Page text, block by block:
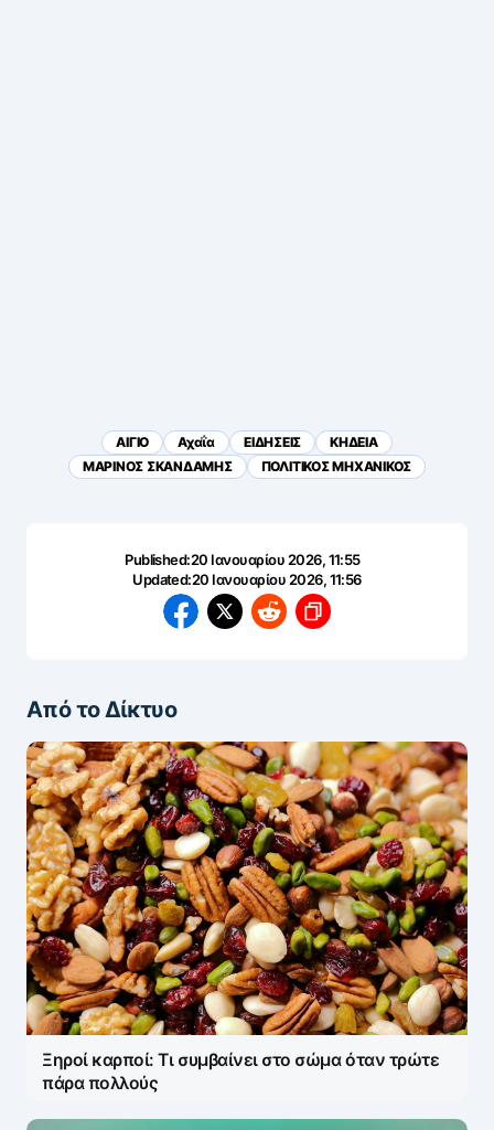
ΑΙΓΙΟ Αχαΐα ΕΙΔΗΣΕΙΣ
ΚΗΔΕΙΑ
ΜΑΡΙΝΟΣ ΣΚΑΝΔΑΜΗΣ
ΠΟΛΙΤΙΚΟΣ ΜΗΧΑΝΙΚΟΣ
Published:20 Ιανουαρίου 2026, 11:55
Updated:20 Ιανουαρίου 2026, 11:56
Από το Δίκτυο
Ξηροί καρποί: Τι συμβαίνει στο σώμα όταν τρώτε
πάρα πολλούς